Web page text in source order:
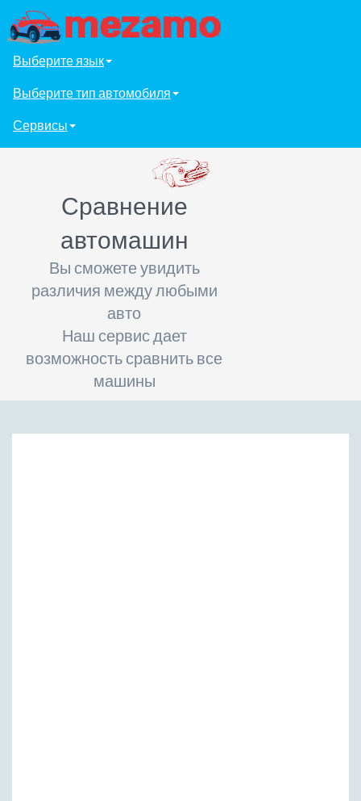
Выберите язык
Выберите тип автомобиля
Сервисы
Сравнение
автомашин
Вы сможете увидить
различия между любыми
авто
Наш сервис дает
возможность сравнить все
машины